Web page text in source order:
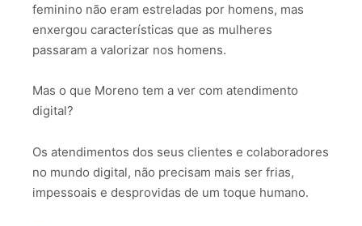
feminino não eram estreladas por homens, mas
enxergou características que as mulheres
passaram a valorizar nos homens.
Mas o que Moreno tem a ver com atendimento
digital?
Os atendimentos dos seus clientes e colaboradores
no mundo digital, não precisam mais ser frias,
impessoais e desprovidas de um toque humano.